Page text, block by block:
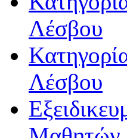
Λέσβου
Λέσβου